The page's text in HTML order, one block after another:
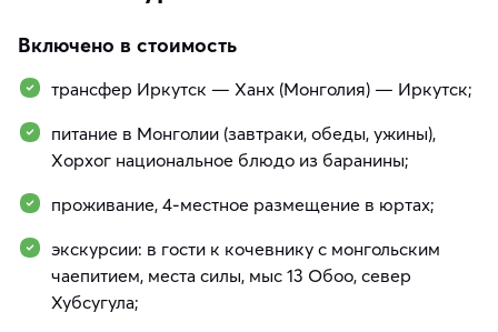
Включено в стоимость
трансфер Иркутск — Ханх (Монголия) — Иркутск;
питание в Монголии (завтраки, обеды, ужины),
Хорхог национальное блюдо из баранины;
проживание, 4-местное размещение в юртах;
экскурсии: в гости к кочевнику с монгольским
чаепитием, места силы, мыс 13 Обоо, север
Хубсугула;